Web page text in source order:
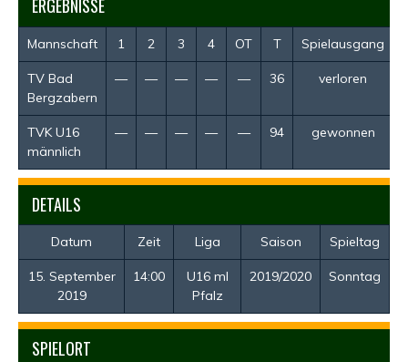
ERGEBNISSE
Mannschaft 1 2 3 4 OT T Spielausgang
TV Bad
Bergzabern
— — — — — 36 verloren
TVK U16
männlich
— — — — — 94 gewonnen
DETAILS
Datum Zeit Liga Saison Spieltag
15. September
2019
14:00
U16 ml
Pfalz
2019/2020 Sonntag
SPIELORT